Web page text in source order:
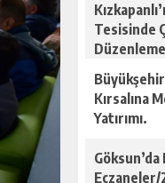
Tesisinde
Kırsalına
Yatırımı.
Eczaneler/